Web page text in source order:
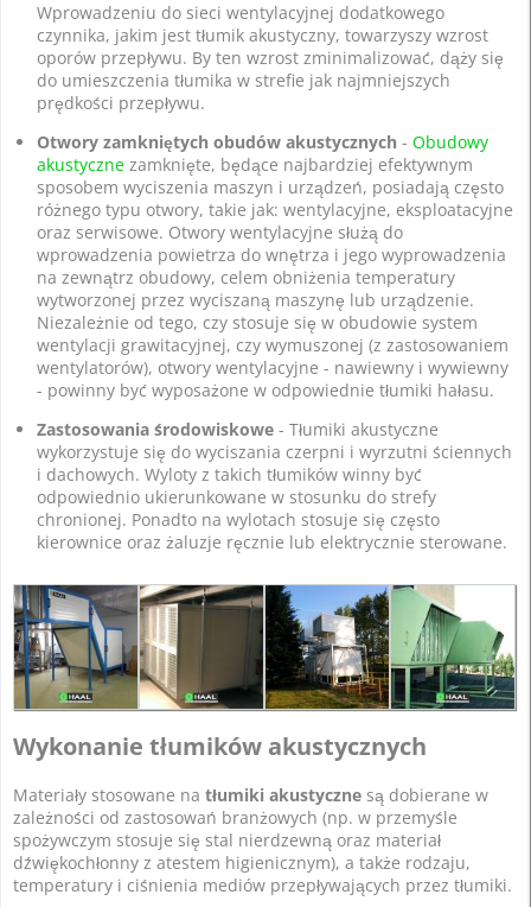
Wprowadzeniu do sieci wentylacyjnej dodatkowego
czynnika, jakim jest tłumik akustyczny, towarzyszy wzrost
oporów przepływu. By ten wzrost zminimalizować, dąży się
do umieszczenia tłumika w strefie jak najmniejszych
prędkości przepływu.
Otwory zamkniętych obudów akustycznych - Obudowy
akustyczne zamknięte, będące najbardziej efektywnym
sposobem wyciszenia maszyn i urządzeń, posiadają często
różnego typu otwory, takie jak: wentylacyjne, eksploatacyjne
oraz serwisowe. Otwory wentylacyjne służą do
wprowadzenia powietrza do wnętrza i jego wyprowadzenia
na zewnątrz obudowy, celem obniżenia temperatury
wytworzonej przez wyciszaną maszynę lub urządzenie.
Niezależnie od tego, czy stosuje się w obudowie system
wentylacji grawitacyjnej, czy wymuszonej (z zastosowaniem
wentylatorów), otwory wentylacyjne - nawiewny i wywiewny
- powinny być wyposażone w odpowiednie tłumiki hałasu.
Zastosowania środowiskowe - Tłumiki akustyczne
wykorzystuje się do wyciszania czerpni i wyrzutni ściennych
i dachowych. Wyloty z takich tłumików winny być
odpowiednio ukierunkowane w stosunku do strefy
chronionej. Ponadto na wylotach stosuje się często
kierownice oraz żaluzje ręcznie lub elektrycznie sterowane.
Wykonanie tłumików akustycznych
Materiały stosowane na tłumiki akustyczne są dobierane w
zależności od zastosowań branżowych (np. w przemyśle
spożywczym stosuje się stal nierdzewną oraz materiał
dźwiękochłonny z atestem higienicznym), a także rodzaju,
temperatury i ciśnienia mediów przepływających przez tłumiki.